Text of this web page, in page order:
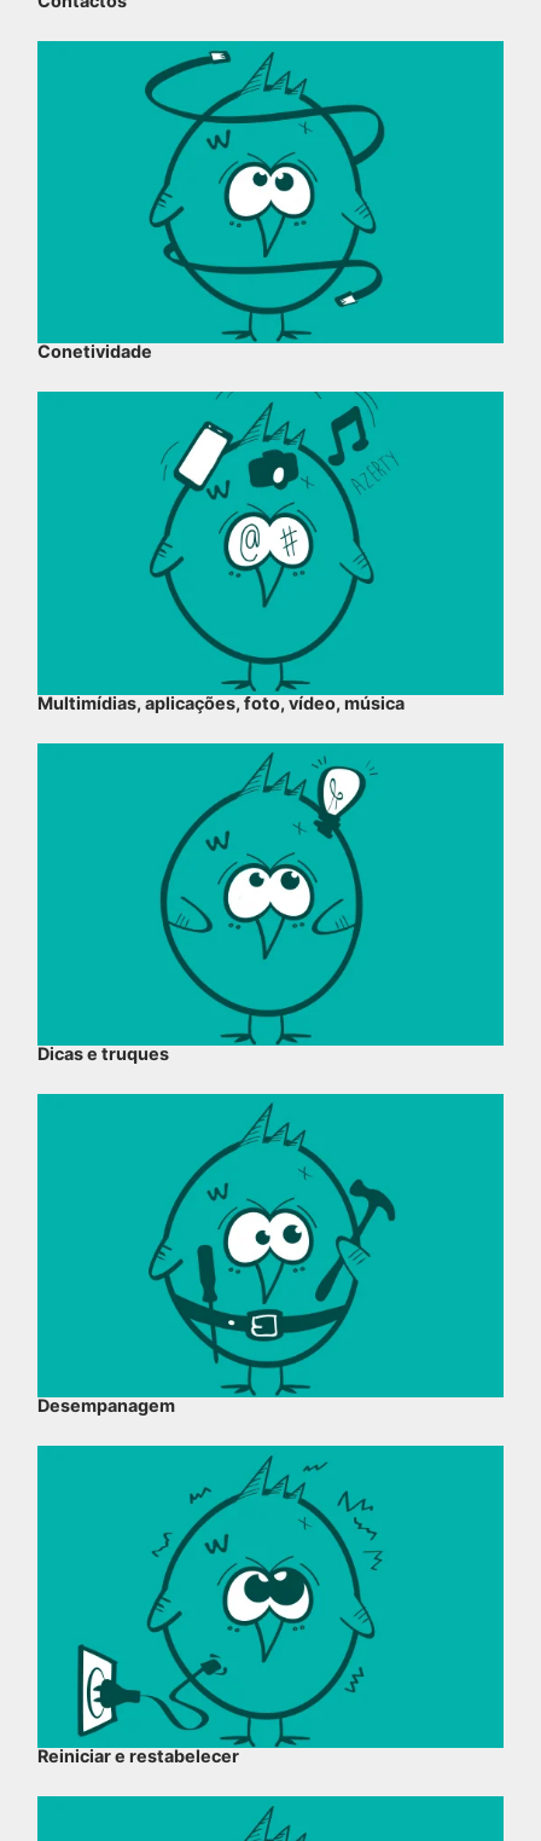
Conetividade
Multimídias, aplicações, foto, vídeo, música
Dicas e truques
Desempanagem
Reiniciar e restabelecer